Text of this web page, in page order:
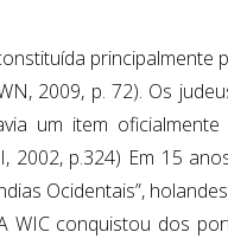
principalmente
2009, p. 72). Os
um item
2002, p.324) Em 15
Ocidentais”,
WIC conquistou dos